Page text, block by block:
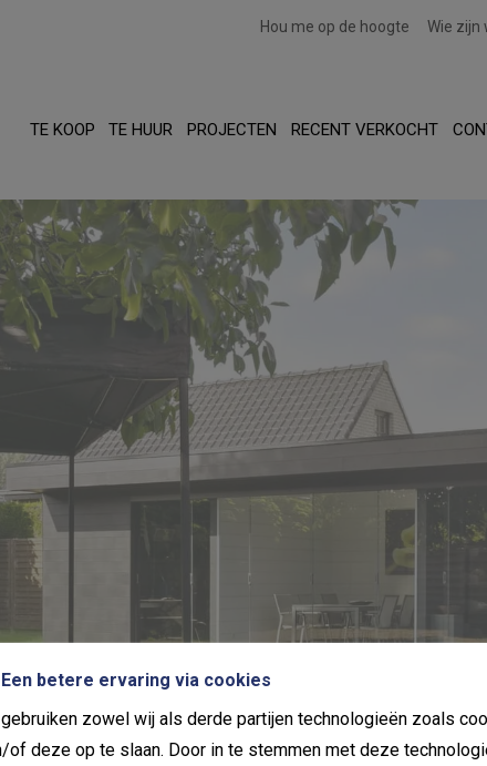
Een betere ervaring via cookies
zowel wij als derde partijen technologieën zoals
deze op te slaan. Door in te stemmen met deze
Hou me op de hoogte Wie zijn
TE KOOP TE HUUR PROJECTEN RECENT VERKOCHT